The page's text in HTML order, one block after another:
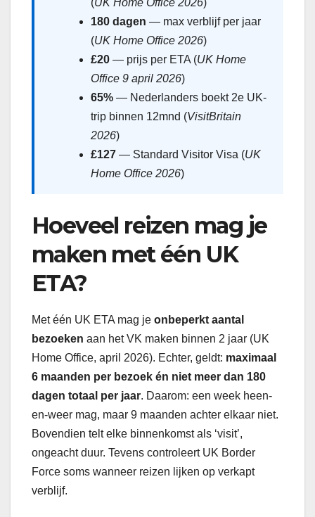
(UK Home Office 2026)
180 dagen — max verblijf per jaar
(UK Home Office 2026)
£20 — prijs per ETA (UK Home
Office 9 april 2026)
65% — Nederlanders boekt 2e UK-
trip binnen 12mnd (VisitBritain
2026)
£127 — Standard Visitor Visa (UK
Home Office 2026)
Hoeveel reizen mag je
maken met één UK
ETA?
Met één UK ETA mag je onbeperkt aantal
bezoeken aan het VK maken binnen 2 jaar (UK
Home Office, april 2026). Echter, geldt: maximaal
6 maanden per bezoek én niet meer dan 180
dagen totaal per jaar. Daarom: een week heen-
en-weer mag, maar 9 maanden achter elkaar niet.
Bovendien telt elke binnenkomst als ‘visit’,
ongeacht duur. Tevens controleert UK Border
Force soms wanneer reizen lijken op verkapt
verblijf.